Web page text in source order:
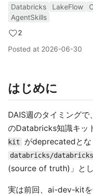
Databricks LakeFlow
AgentSkills
2
Posted at 2026-06-30
はじめに
DAIS週のタイミング
のDatabricks知識キッ
kit
がdeprecatedと
databricks/
(source of truth)」とし
実は前回、ai-dev-kit